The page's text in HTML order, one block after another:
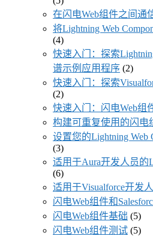
在闪电Web组件之间通
将Lightning Web
(4)
快速入门：探索
谱示例应用程序 (2)
快速入门：探索
(2)
快速入门：闪电Web组
构建可重复使用的闪电
设置您的Lightning Web
(3)
适用于Aura开发人员的
(6)
适用于Visualforce开发
闪电Web组件和
闪电Web组件基础 (5)
闪电Web组件测试 (5)